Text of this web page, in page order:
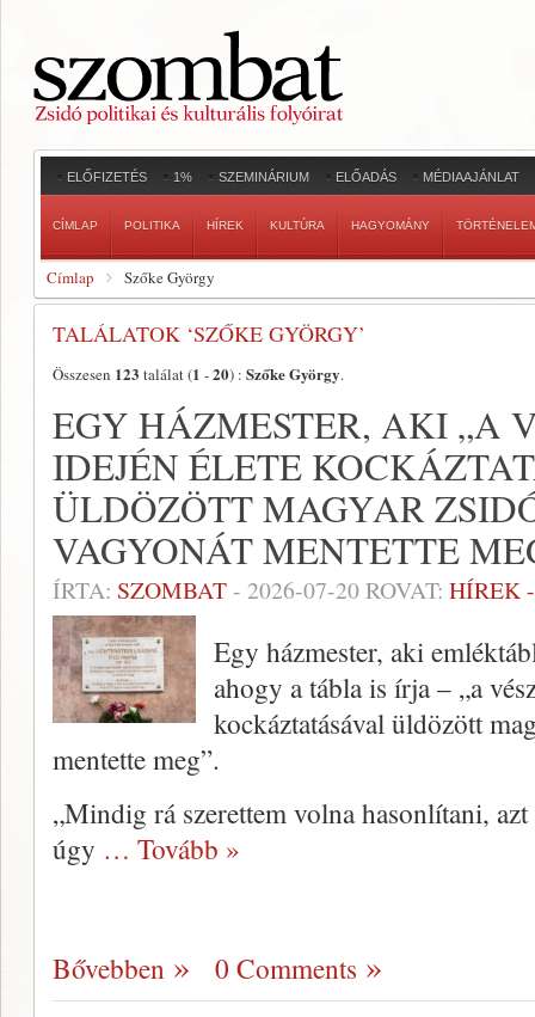
ELŐFIZETÉS 1% SZEMINÁRIUM ELŐADÁS MÉDIAAJÁNLAT
CÍMLAP POLITIKA HÍREK KULTÚRA HAGYOMÁNY
Címlap Szőke György
TALÁLATOK ‘SZŐKE GYÖRGY’
Összesen 123 találat (1 -20) : Szőke György.
EGY HÁZMESTER, AKI „A
IDEJÉN ÉLETE
ÜLDÖZÖTT MAGYAR
VAGYONÁT MENTETTE
ÍRTA: SZOMBAT- 2026-07-20ROVAT: HÍREK
Egy házmester, aki
ahogy a tábla is írja – „a
kockáztatásával üldözött
mentette meg”.
„Mindig rá szerettem volna hasonlítani,
úgy … Tovább »
Bővebben 0 Comments